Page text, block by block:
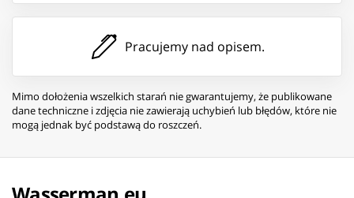
Pracujemy nad opisem.
Mimo dołożenia wszelkich starań nie gwarantujemy, że publikowane
dane techniczne i zdjęcia nie zawierają uchybień lub błędów, które nie
mogą jednak być podstawą do roszczeń.